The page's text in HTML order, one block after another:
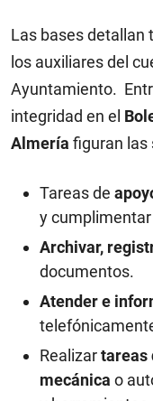
Las bases detallan
los auxiliares del
Ayuntamiento.
integridad en el
Almería figuran las
Tareas de
y
Archivar,
documentos.
Atender e
Realizartareas
mecánica o